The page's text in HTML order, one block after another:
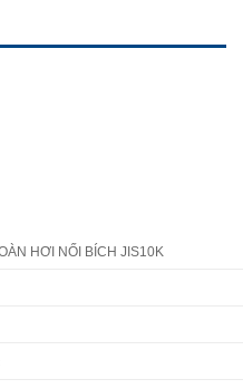
HƠI NỐI BÍCH JIS10K